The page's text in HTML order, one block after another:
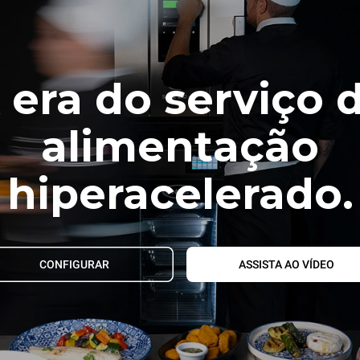
era do serviço
alimentação
hiperacelerado.
CONFIGURAR ASSISTA AO VÍDEO